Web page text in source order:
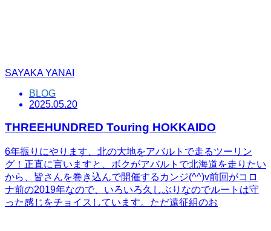
SAYAKA YANAI
BLOG
2025.05.20
THREEHUNDRED Touring HOKKAIDO
6年振りにやります、北の大地をアバルトで走るツーリン
グ！正直に言いますと、ボクがアバルトで北海道を走りたい
から、皆さんを巻き込んで開催するカンジ(^^)v前回がコロ
ナ前の2019年なので、いろいろ久しぶりなのでルートは守
った感じをチョイスしています。ただ遠征組のお